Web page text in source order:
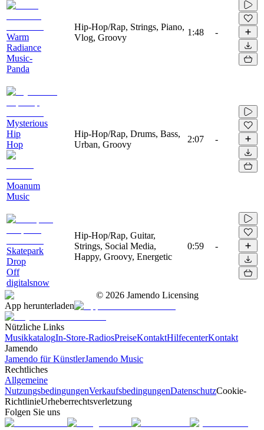
Warm
Radiance
Music-
Panda
Hip-Hop/Rap, Strings, Piano,
Vlog, Groovy
1:48 -
Mysterious
Hip
Hop
Moanum
Music
Hip-Hop/Rap, Drums, Bass,
Urban, Groovy
2:07 -
Skatepark
Drop
Off
digitalsnow
Hip-Hop/Rap, Guitar,
Strings, Social Media,
Happy, Groovy, Energetic
0:59 -
© 2026 Jamendo Licensing
App herunterladen
Nützliche Links
MusikkatalogIn-Store-RadiosPreiseKontaktHilfecenterKontakt
Jamendo
Jamendo für KünstlerJamendo Music
Rechtliches
Allgemeine
NutzungsbedingungenVerkaufsbedingungenDatenschutzCookie-
RichtlinieUrheberrechtsverletzung
Folgen Sie uns